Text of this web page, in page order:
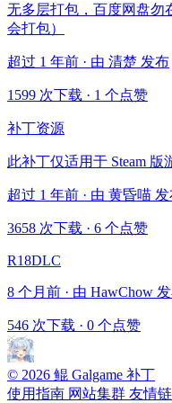
无多层打包，百度网盘勿
会打包）
超过 1 年前 · 由 清楚 发布
1599 次下载 · 1 个点赞
补丁资源
此补丁仅适用于 Steam 版
超过 1 年前 · 由 黄昏喵
3658 次下载 · 6 个点赞
R18DLC
8 个月前 · 由 HawChow
546 次下载 · 0 个点赞
© 2026 鲲 Galgame 补丁
使用指南 网站集群 友情